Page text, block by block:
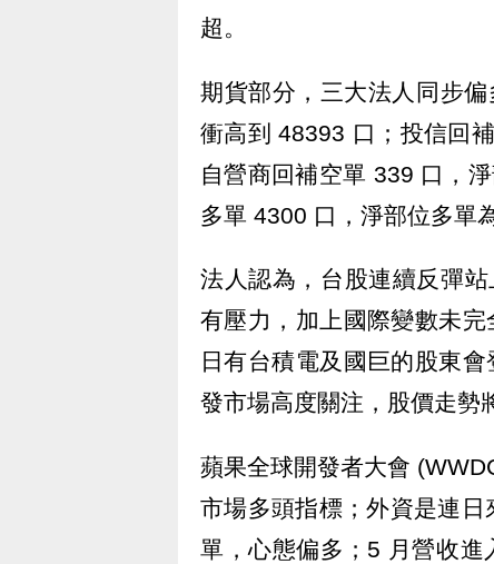
超。
期貨部分，三大法人同步
衝高到 48393 口；投信回
自營商回補空單 339 口，
多單 4300 口，淨部位多單
法人認為，台股連續反彈
有壓力，加上國際變數未
日有台積電及國巨的股東
發市場高度關注，股價走勢
蘋果全球開發者大會
市場多頭指標；外資是連
單，心態偏多；5 月營收